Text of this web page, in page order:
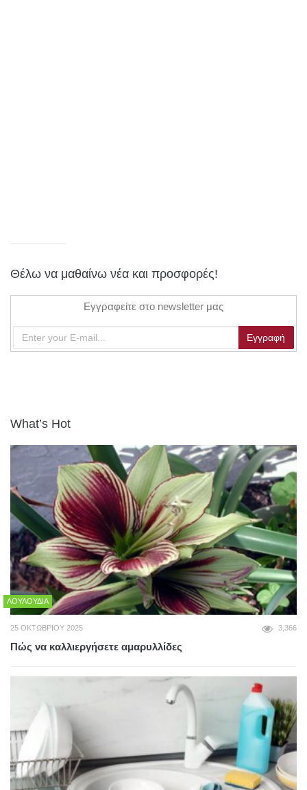
Θέλω να μαθαίνω νέα και προσφορές!
Εγγραφείτε στο newsletter μας
What’s Hot
ΛΟΥΛΟΎΔΙΑ
25 ΟΚΤΩΒΡΊΟΥ 2025 3,366
Πώς να καλλιεργήσετε αμαρυλλίδες